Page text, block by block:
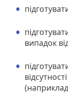
випадок